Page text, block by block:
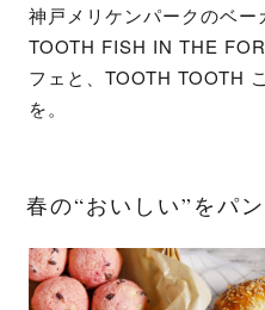
神戸メリケンパークのベ
TOOTH FISH IN THE
フェと、TOOTH TOOTH
を。
春の“おいしい”をパ